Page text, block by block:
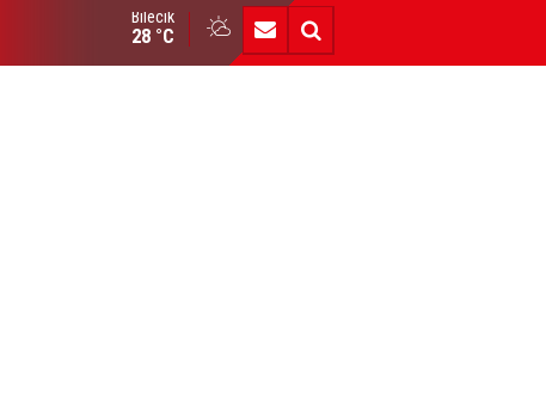
Yeni Yazarımız İbrahim Kılınç Gazetemizde
Bilecik
28 °C